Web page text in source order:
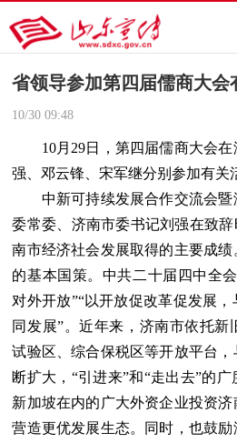
省领导参加第四届儒商大会
10/30 09:48
10月29日，第四届儒商大会在
强、邓云锋、宋军继分别参加有关
中新可持续发展合作交流会暨
委常委、济南市委书记刘强在致
南市经济社会发展取得的主要成
的基本国策。中共二十届四中全
对外开放”“以开放促改革促发展
同发展”。近年来，济南市依托新
试验区、综合保税区等开放平台
断扩大，“引进来”和“走出去”的
新加坡在内的广大外资企业投资济
营造更优发展生态。同时，也鼓